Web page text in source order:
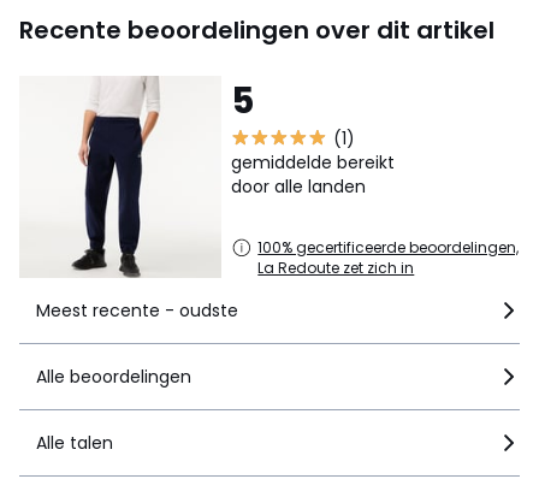
Recente beoordelingen over dit artikel
5
(1)
gemiddelde bereikt
door alle landen
100% gecertificeerde beoordelingen,
La Redoute zet zich in
Meest recente - oudste
Alle beoordelingen
Alle talen